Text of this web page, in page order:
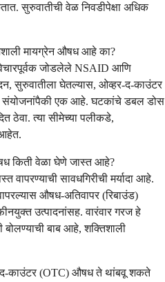
सुरुवातीची वेळ निवडीपेक्षा अधिक
मायग्रेन औषध आहे का?
जोडलेले NSAID आणि
सुरुवातीला घेतल्यास, ओव्हर-द-काउंटर
संयोजनांपैकी एक आहे. घटकांचे डबल डोस
ठेवा. त्या सीमेच्या पलीकडे,
किती वेळा घेणे जास्त आहे?
वापरण्याची सावधगिरीची मर्यादा आहे.
औषध-अतिवापर (रिबाउंड)
उत्पादनांसह. वारंवार गरज हे
बाब आहे, शक्तिशाली
द-काउंटर (OTC) औषध ते थांबवू शकते